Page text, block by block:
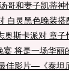
哥和妻子凯蒂神
白灵黑色晚装搭
奥斯卡派对 章子
宴 将是一场华丽
佳影片—《泰坦